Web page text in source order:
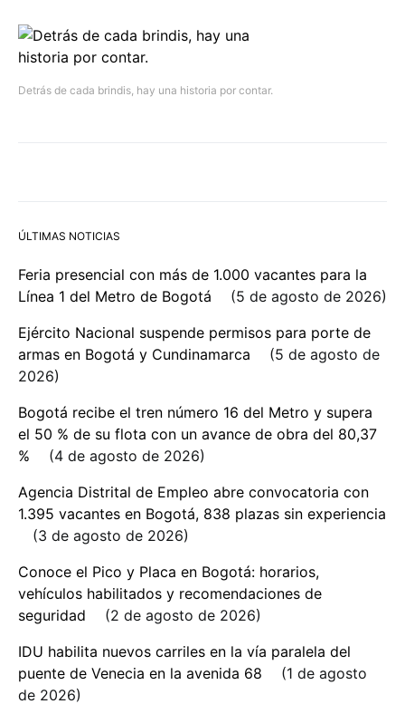
Detrás de cada brindis, hay una historia por contar.
ÚLTIMAS NOTICIAS
Feria presencial con más de 1.000 vacantes para la
Línea 1 del Metro de Bogotá
5 de agosto de 2026
Ejército Nacional suspende permisos para porte de
armas en Bogotá y Cundinamarca
5 de agosto de
2026
Bogotá recibe el tren número 16 del Metro y supera
el 50 % de su flota con un avance de obra del 80,37
%
4 de agosto de 2026
Agencia Distrital de Empleo abre convocatoria con
1.395 vacantes en Bogotá, 838 plazas sin experiencia
3 de agosto de 2026
Conoce el Pico y Placa en Bogotá: horarios,
vehículos habilitados y recomendaciones de
seguridad
2 de agosto de 2026
IDU habilita nuevos carriles en la vía paralela del
puente de Venecia en la avenida 68
1 de agosto
de 2026